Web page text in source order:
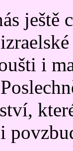
ještě
i